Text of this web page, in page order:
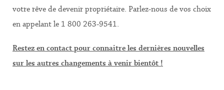
votre rêve de devenir propriétaire. Parlez-nous de vos choix
en appelant le 1 800 263-9541.
Restez en contact pour connaitre les dernières nouvelles
sur les autres changements à venir bientôt !